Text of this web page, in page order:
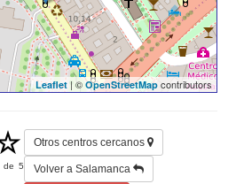
Leaflet | © OpenStreetMap contributors
de5
Otros centros cercanos
Volver a Salamanca